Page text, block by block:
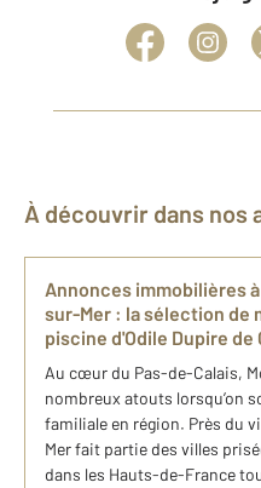
À découvrir dans
​Annonces immobilières
sur-Mer : ​la sélection ​de
piscine ​d'Odile Dupire de
Au cœur du Pas-de-Calais,
nombreux atouts lorsqu’on
familiale en région. Près du
Mer fait partie des villes
dans les Hauts-de-France